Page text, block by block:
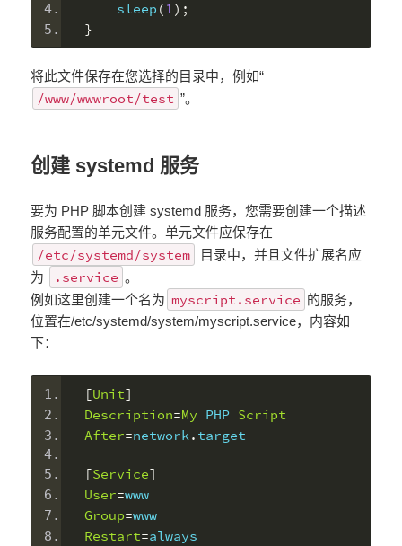
    sleep
(1);
}
将此文件保存在您选择的目录中，例如“
/www/wwwroot/test ”。
创建 systemd 服务
要为 PHP 脚本创建 systemd 服务，您需要创建一个描述
服务配置的单元文件。单元文件应保存在
/etc/systemd/system
目录中，并且文件扩展名应
为
.service 。
例如这里创建一个名为 myscript.service 的服务，
位置在/etc/systemd/system/myscript.service，内容如
下：
[Unit]
Description=My PHP Script
After=network. target
[Service]
User=www
Group=www
Restart=always